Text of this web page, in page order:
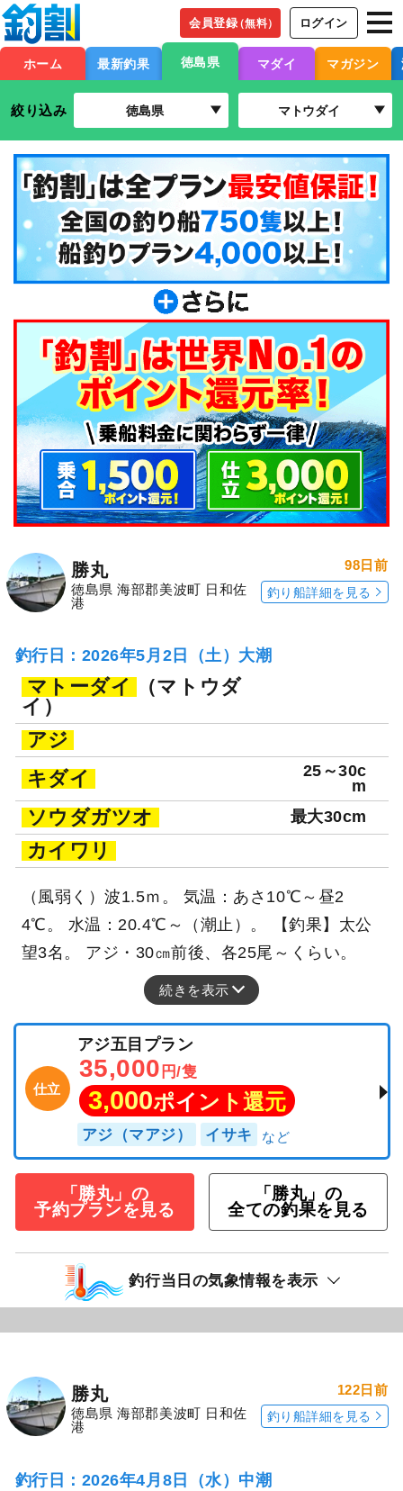
会員登録（無料） ログイン
ホーム 最新釣果 徳島県 マダイ マガジン
絞り込み 徳島県 マトウダイ
勝丸
徳島県 海部郡美波町 日和佐
港
98日前
釣り船詳細を見る
釣行日：2026年5月2日（土）大潮
マトーダイ
（マトウダ
イ）
アジ
キダイ
25～30c
m
ソウダガツオ 最大30cm
カイワリ
（風弱く）波1.5ｍ。 気温：あさ10℃～昼2
4℃。 水温：20.4℃～（潮止）。 【釣果】太公
望3名。 アジ・30㎝前後、各25尾～くらい。
続きを表示
仕立
アジ五目プラン
35,000 円/隻
3,000ポイント還元
アジ（マアジ） イサキ
「勝丸」の
予約プランを見る
「勝丸」の
全ての釣果を見る
釣行当日の気象情報を表示
勝丸
徳島県 海部郡美波町 日和佐
港
122日前
釣り船詳細を見る
釣行日：2026年4月8日（水）中潮